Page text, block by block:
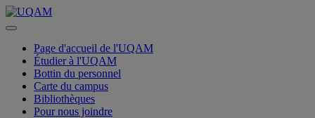
Page d'accueil de l'UQAM
Étudier à l'UQAM
Bottin du personnel
Carte du campus
Bibliothèques
Pour nous joindre